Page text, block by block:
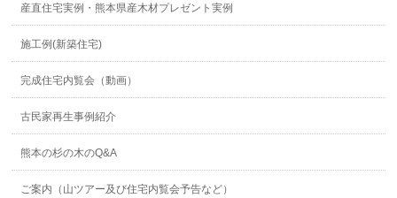
産直住宅実例・熊本県産木材プレゼント実例
施工例(新築住宅)
完成住宅内覧会（動画）
古民家再生事例紹介
熊本の杉の木のQ&A
ご案内（山ツアー及び住宅内覧会予告など）